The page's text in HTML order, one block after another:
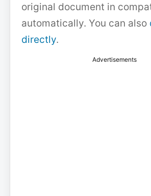
original document in
automatically. You can also
directly.
Advertisements